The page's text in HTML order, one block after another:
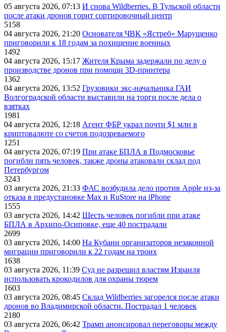
05 августа 2026, 07:13 И снова Wildberries. В Тульской области
после атаки дронов горит сортировочный центр
5158
04 августа 2026, 21:20 Основателя ЧВК «Ястреб» Марущенко
приговорили к 18 годам за похищение военных
1492
04 августа 2026, 15:17 Жителя Крыма задержали по делу о
производстве дронов при помощи 3D‑принтера
1362
04 августа 2026, 13:52 Грузовики экс-начальника ГАИ
Волгоградской области выставили на торги после дела о
взятках
1981
04 августа 2026, 12:18 Агент ФБР украл почти $1 млн в
криптовалюте со счетов подозреваемого
1251
04 августа 2026, 07:19 При атаке БПЛА в Подмосковье
погибли пять человек, также дроны атаковали склад под
Петербургом
3243
03 августа 2026, 21:33 ФАС возбудила дело против Apple из-за
отказа в предустановке Max и RuStore на iPhone
1555
03 августа 2026, 14:42 Шесть человек погибли при атаке
БПЛА в Архипо-Осиповке, еще 40 пострадали
2699
03 августа 2026, 14:00 На Кубани организаторов незаконной
миграции приговорили к 22 годам на троих
1638
03 августа 2026, 11:39 Суд не разрешил властям Израиля
использовать крокодилов для охраны тюрем
1603
03 августа 2026, 08:45 Склад Wildberries загорелся после атаки
дронов во Владимирской области. Пострадал 1 человек
2180
03 августа 2026, 06:42 Трамп анонсировал переговоры между